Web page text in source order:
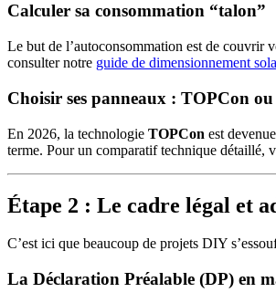
Calculer sa consommation “talon”
Le but de l’autoconsommation est de couvrir
consulter notre guide de dimensionnement
Choisir ses panneaux : TOPCon
En 2026, la technologie TOPCon est
terme. Pour un comparatif technique détaillé,
Étape 2 : Le cadre légal et
C’est ici que beaucoup de projets DIY
La Déclaration Préalable (DP) en